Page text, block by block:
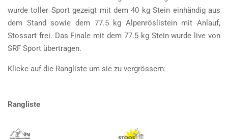
wurde toller Sport gezeigt mit dem 40 kg Stein einhändig aus
dem Stand sowie dem 77.5 kg Alpenröslistein mit Anlauf,
Stossart frei. Das Finale mit dem 77.5 kg Stein wurde live von
SRF Sport übertragen.
Klicke auf die Rangliste um sie zu vergrössern:
Rangliste